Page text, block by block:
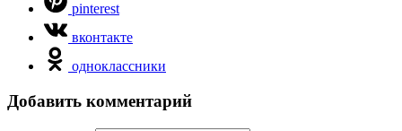
pinterest
вконтакте
одноклассники
Добавить комментарий